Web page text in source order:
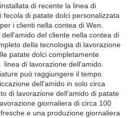
di recente la linea di
fecola di patate dolci personalizzata
i clienti nella contea di Wen.
del cliente nella contea di
della tecnologia di lavorazione
patate dolci completamente
di lavorazione dell'amido.
può raggiungere il tempo
dell'amido in solo circa
di lavorazione dell'amido di patate
giornaliera di circa 100
e una produzione giornaliera